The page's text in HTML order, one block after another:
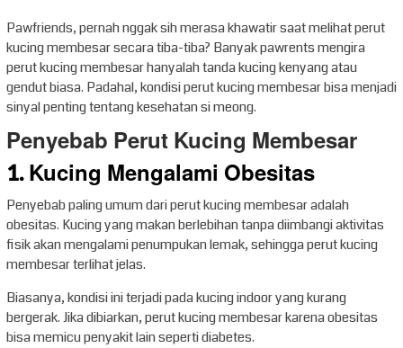
Pawfriends, pernah nggak sih merasa khawatir saat melihat perut
kucing membesar secara tiba-tiba? Banyak pawrents mengira
perut kucing membesar hanyalah tanda kucing kenyang atau
gendut biasa. Padahal, kondisi perut kucing membesar bisa menjadi
sinyal penting tentang kesehatan si meong.
Penyebab Perut Kucing Membesar
1. Kucing Mengalami Obesitas
Penyebab paling umum dari perut kucing membesar adalah
obesitas. Kucing yang makan berlebihan tanpa diimbangi aktivitas
fisik akan mengalami penumpukan lemak, sehingga perut kucing
membesar terlihat jelas.
Biasanya, kondisi ini terjadi pada kucing indoor yang kurang
bergerak. Jika dibiarkan, perut kucing membesar karena obesitas
bisa memicu penyakit lain seperti diabetes.